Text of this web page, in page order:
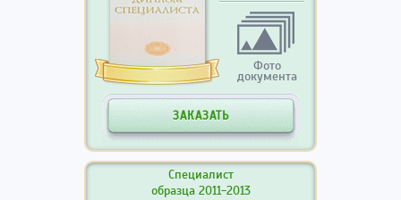
Фото
документа
ЗАКАЗАТЬ
Специалист
образца 2011-2013